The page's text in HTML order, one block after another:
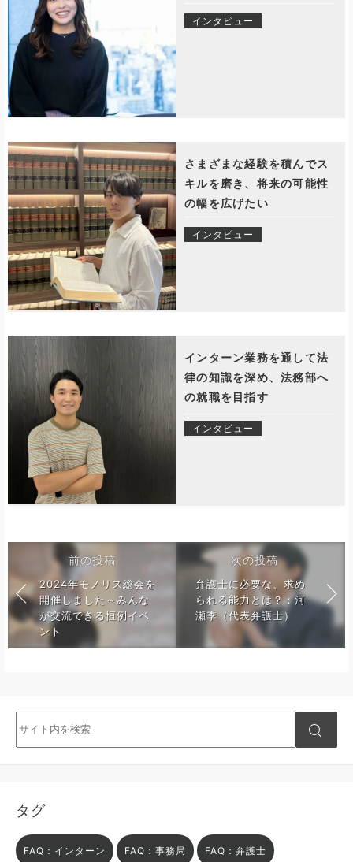
インタビュー
さまざまな経験を積んでス
キルを磨き、将来の可能性
の幅を広げたい
インタビュー
インターン業務を通して法
律の知識を深め、法務部へ
の就職を目指す
インタビュー
前の投稿
2024年モノリス総会を
開催しました～みんな
が交流できる恒例イベ
ント
次の投稿
弁護士に必要な、求め
られる能力とは？：河
瀬季（代表弁護士）
タグ
FAQ：インターン FAQ：事務局 FAQ：弁護士